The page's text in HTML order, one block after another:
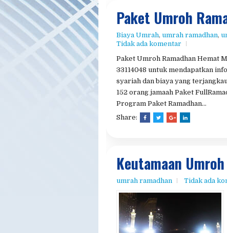
syariah dan biaya yang
152 orang jamaah Paket
Program Paket Ramadhan...
Keutamaan
umrah ramadhan
Tidak ada